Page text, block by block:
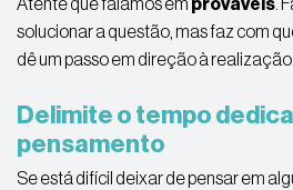
solucionar a questão, mas faz com
dê um passo em direção à realização.
Delimite o tempo
pensamento
Se está difícil deixar de pensar em